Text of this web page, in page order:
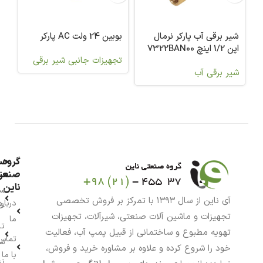
شیر برقی آب پارکر نرمال
اپن 1/2 اینچ 7322BAN00
شیر برقی آب
بوبین 24 ولت AC پارکر
تجهیزات جانبی شیر برقی
آی ناین از سال ۱۳۹۳ با تمرکز بر فروش تخصصی
تجهیزات و ماشین آلات صنعتی، شیرآلات، تجهیزات
تهویه مطبوع و ساختمانی از قبیل پمپ آب، فعالیت
خود را شروع کرده و علاوه بر مشاوره خرید و فروش،
گروه
ناین
ما
با ما